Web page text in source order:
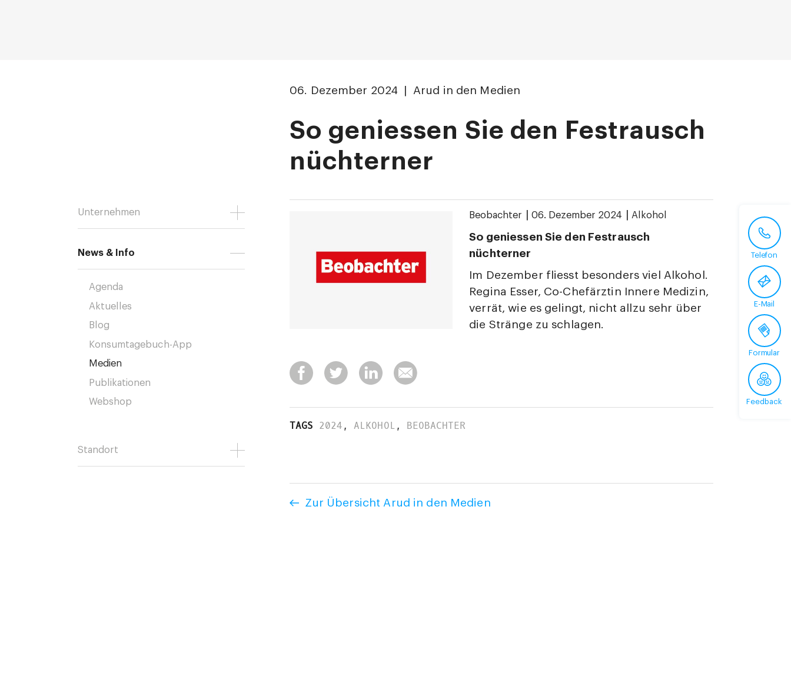
06. Dezember 2024 | Arud in den Medien
So geniessen Sie den Festrausch
nüchterner
Unternehmen
News & Info
Agenda
Aktuelles
Blog
Konsumtagebuch-App
Medien
Publikationen
Webshop
Standort
Beobachter 06. Dezember 2024 Alkohol
So geniessen Sie den Festrausch
nüchterner
Im Dezember fliesst besonders viel Alkohol.
Regina Esser, Co-Chefärztin Innere Medizin,
verrät, wie es gelingt, nicht allzu sehr über
die Stränge zu schlagen.
TAGS 2024, ALKOHOL, BEOBACHTER
Zur Übersicht Arud in den Medien
Telefon
E-Mail
Formular
Feedback